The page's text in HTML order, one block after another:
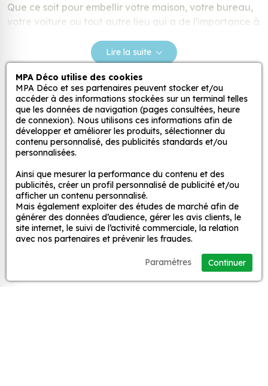
Que ce soit pour embellir votre maison, votre bureau,
votre voiture ou tout autre lieu qui a de l'importance à
Créez une décoration adhésive unique
Parcourez notre catalogue riche en designs ! Vous
souhaitez offrir un style unique et élégant à votre
auto, moto, camping-car ou votre intérieur afin qu’il
puisse refléter votre univers et votre personnalité ? Les
Stickers Bulles de Savon sont l’accessoire qu’il vous
faut !
Nous proposons une large variété de designs, allant
des motifs simple et modernes aux illustrations
vibrantes et colorées. Vous trouverez certainement
quelque chose qui correspond à votre style personnel
et à votre humeur.
Personnalisez la surface de votre choix avec nos
stickers muraux et stickers véhicule. Une solution
Lire la suite
Inscrivez-vous pour recevoir nos
offres promotionnelles et nouveautés
!
GO
MPA Déco utilise des cookies
MPA Déco et ses partenaires peuvent stocker et/ou
accéder à des informations stockées sur un terminal telles
que les données de navigation (pages consultées, heure
de connexion). Nous utilisons ces informations afin de
développer et améliorer les produits, sélectionner du
contenu personnalisé, des publicités standards et/ou
personnalisées.
Ainsi que mesurer la performance du contenu et des
publicités, créer un profil personnalisé de publicité et/ou
afficher un contenu personnalisé.
Mais également exploiter des études de marché afin de
générer des données d’audience, gérer les avis clients, le
site internet, le suivi de l’activité commerciale, la relation
avec nos partenaires et prévenir les fraudes.
Continuer
Paramétres